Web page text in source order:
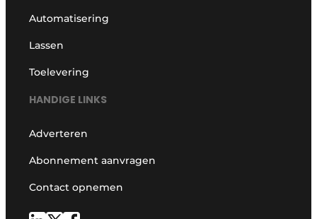
Automatisering
Lassen
Toelevering
HANDIGE LINKS
Adverteren
Abonnement aanvragen
Contact opnemen